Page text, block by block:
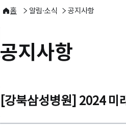
홈 알림·소식 공지사항
공지사항
[강북삼성병원] 2024 미